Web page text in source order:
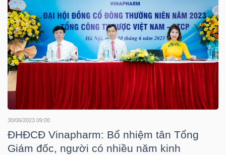
30/06/2023 09:00
ĐHĐCĐ Vinapharm: Bổ nhiệm tân Tổng
Giám đốc, người có nhiều năm kinh
PHÁI
SINH
PHIẾU